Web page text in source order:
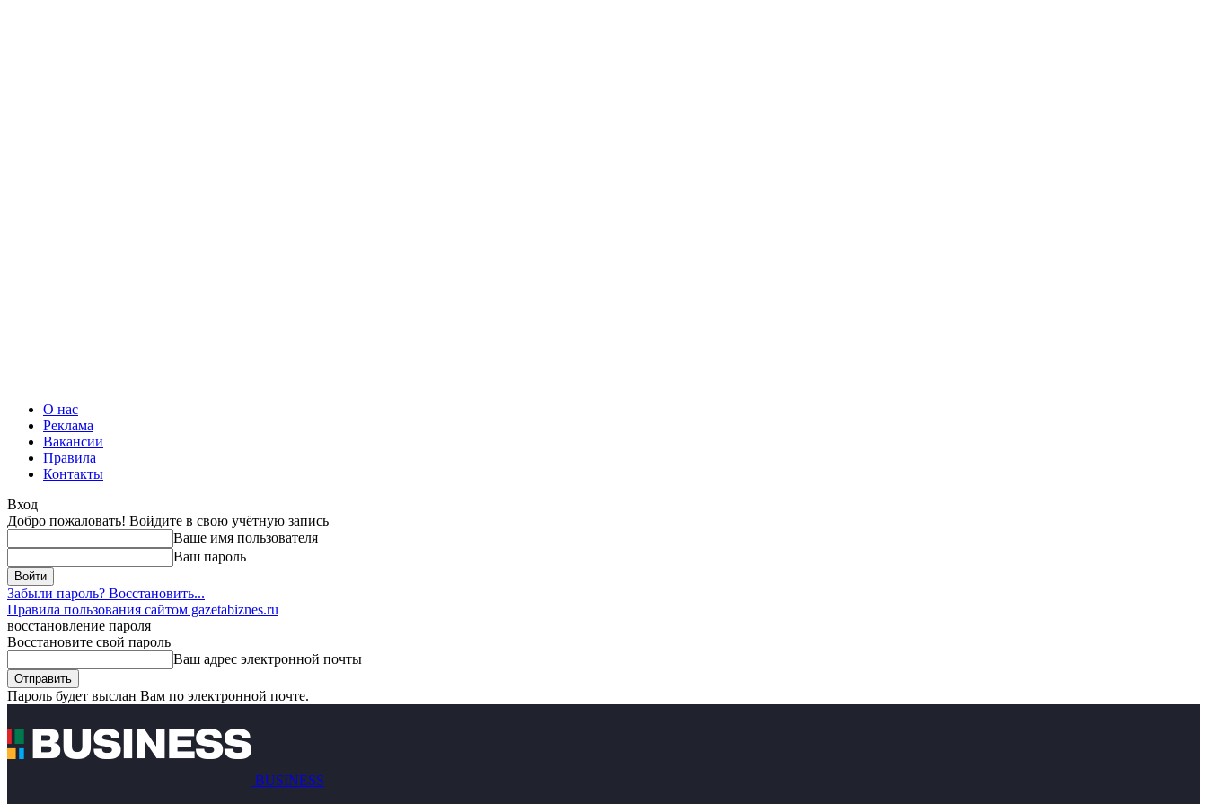
О нас
Реклама
Вакансии
Правила
Контакты
Вход
Добро пожаловать! Войдите в свою учётную запись
Ваше имя пользователя
Ваш пароль
Забыли пароль? Восстановить...
Правила пользования сайтом gazetabiznes.ru
восстановление пароля
Восстановите свой пароль
Ваш адрес электронной почты
Пароль будет выслан Вам по электронной почте.
BUSINESS